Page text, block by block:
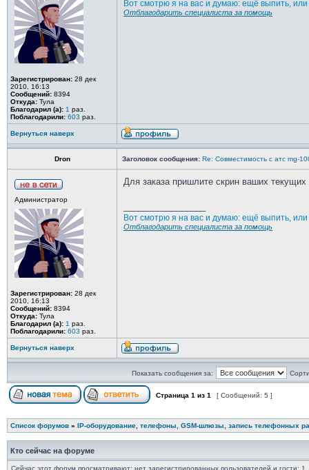
Зарегистрирован: 28 дек
2010, 16:13
Сообщений: 8394
Откуда: Тула
Благодарил (а): 1 раз.
Поблагодарили: 603 раз.
Вот смотрю я на вас и думаю: ещё выпить,
Отблагодарить специалиста за помощь
Вернуться наверх
Dron Заголовок сообщения: Re: Совместимость с атс mg-
Администратор
Зарегистрирован: 28 дек
2010, 16:13
Сообщений: 8394
Откуда: Тула
Благодарил (а): 1 раз.
Поблагодарили: 603 раз.
Для заказа пришлите скрин ваших
Вот смотрю я на вас и думаю: ещё выпить,
Отблагодарить специалиста за помощь
Вернуться наверх
Показать сообщения за:
Страница 1 из 1 [ Сообщений: 5 ]
Список форумов » IP-оборудование, телефоны, GSM-шлюзы, запись телефонных
Кто сейчас на форуме
Сейчас этот форум просматривают: нет зарегистрированных пользователей и гости: 1